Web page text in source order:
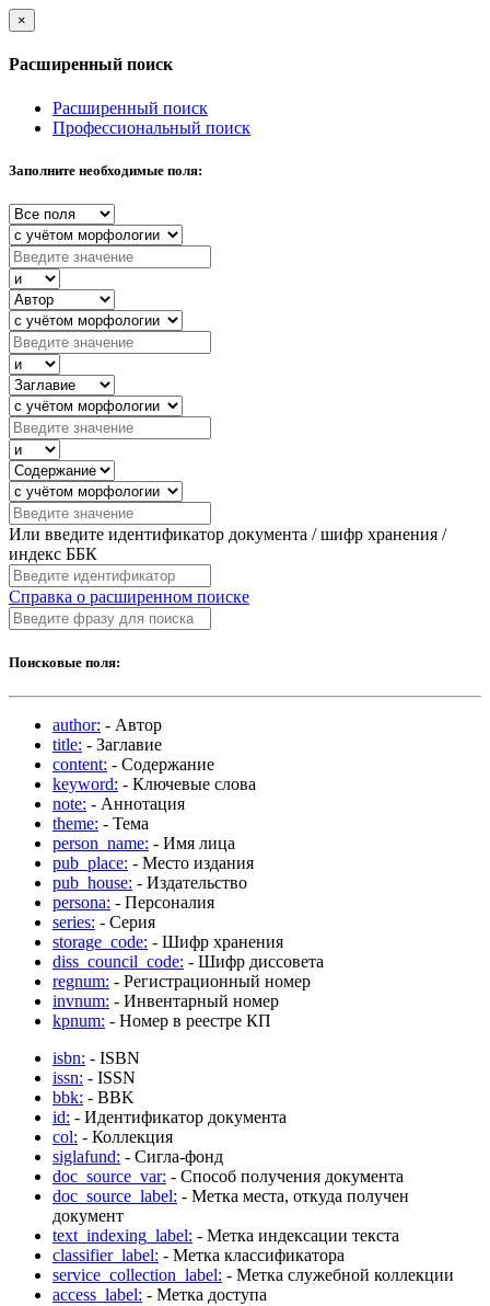
×
Расширенный поиск
Расширенный поиск
Профессиональный поиск
Заполните необходимые поля:
Или введите идентификатор документа / шифр хранения /
индекс ББК
Справка о расширенном поиске
Поисковые поля:
author: - Автор
title: - Заглавие
content: - Содержание
keyword: - Ключевые слова
note: - Аннотация
theme: - Тема
person_name: - Имя лица
pub_place: - Место издания
pub_house: - Издательство
persona: - Персоналия
series: - Серия
storage_code: - Шифр хранения
diss_council_code: - Шифр диссовета
regnum: - Регистрационный номер
invnum: - Инвентарный номер
kpnum: - Номер в реестре КП
isbn: - ISBN
issn: - ISSN
bbk: - BBK
id: - Идентификатор документа
col: - Коллекция
siglafund: - Сигла-фонд
doc_source_var: - Способ получения документа
doc_source_label: - Метка места, откуда получен
документ
text_indexing_label: - Метка индексации текста
classifier_label: - Метка классификатора
service_collection_label: - Метка служебной коллекции
access_label: - Метка доступа